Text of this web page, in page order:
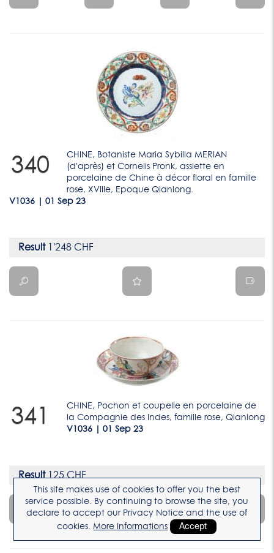
340
CHINE, Botaniste Maria Sybilla MERIAN
(d'après) et Cornelis Pronk, assiette en
porcelaine de Chine à décor floral en famille
rose, XVIIIe, Epoque Qianlong.
V1036 | 01 Sep 23
Result1'248 CHF
341
CHINE, Pochon et coupelle en porcelaine de
la Compagnie des Indes, famille rose, Qianlong
V1036 | 01 Sep 23
Result125 CHF
This site makes use of cookies to offer you the best
service possible. By continuing to browse the site, you
declare to accept our Privacy Notice and the use of
cookies.More Informations Accept